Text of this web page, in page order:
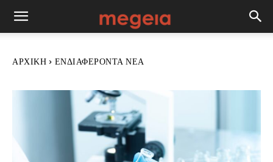
ΑΡΧΙΚΉ ΕΝΔΙΑΦΈΡΟΝΤΑ ΝΈΑ